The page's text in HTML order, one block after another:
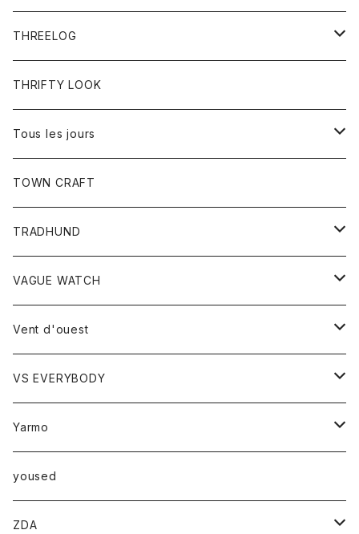
ワンピース
コート
Tシャツ
THREELOG
トップス
Tシャツ
THRIFTY LOOK
Tous les jours
トップス
レディース
カットソー
TOWN CRAFT
TRADHUND
セーター
ベスト
VAGUE WATCH
時計
Vent d'ouest
ボトム
スカート
トップス
ベスト
VS EVERYBODY
トップス
Ｔシャツ
Yarmo
アウター
コート
小物
yoused
ZDA